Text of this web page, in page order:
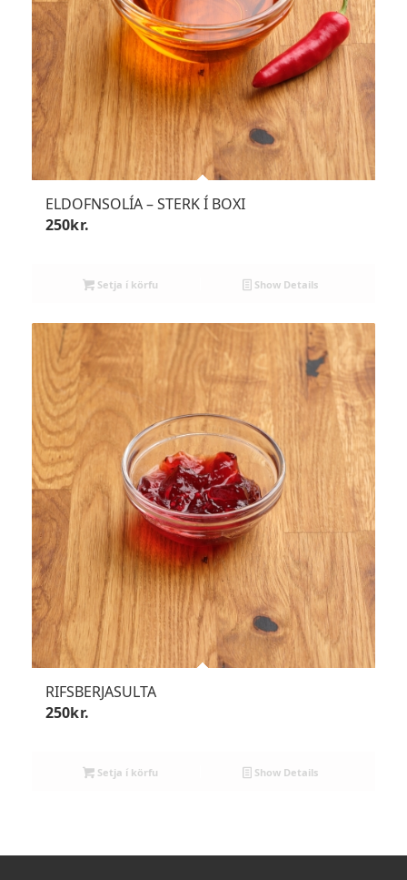
ELDOFNSOLÍA – STERK Í BOXI
250kr.
Setja í körfu Show Details
RIFSBERJASULTA
250kr.
Setja í körfu Show Details